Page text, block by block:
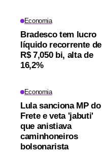
Economia
Bradesco tem lucro
líquido recorrente de
R$ 7,050 bi, alta de
16,2%
Economia
Lula sanciona MP do
Frete e veta 'jabuti'
que anistiava
caminhoneiros
bolsonarista